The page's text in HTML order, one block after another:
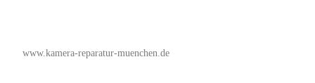
www.kamera-reparatur-muenchen.de